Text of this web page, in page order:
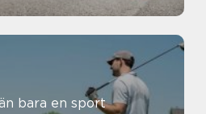
bara en sport